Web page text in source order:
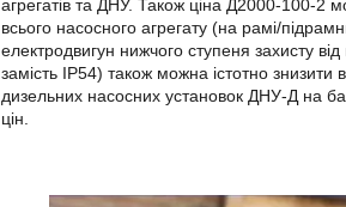
агрегатів та ДНУ. Також ціна Д2000-100-2
всього насосного агрегату (на рамі/
електродвигун нижчого ступеня захисту
замість IP54) також можна істотно
дизельних насосних установок ДНУ-Д на
цін.